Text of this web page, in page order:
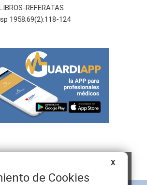
REFERATAS
1958;69(2):118-124
X
de Cookies